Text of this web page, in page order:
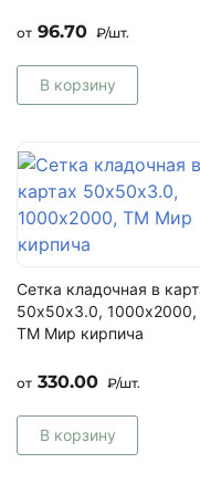
от 96.70 ₽/шт.
В корзину
Сетка кладочная в
50х50х3.0, 1000х2000,
ТМ Мир кирпича
от 330.00 ₽/шт.
В корзину